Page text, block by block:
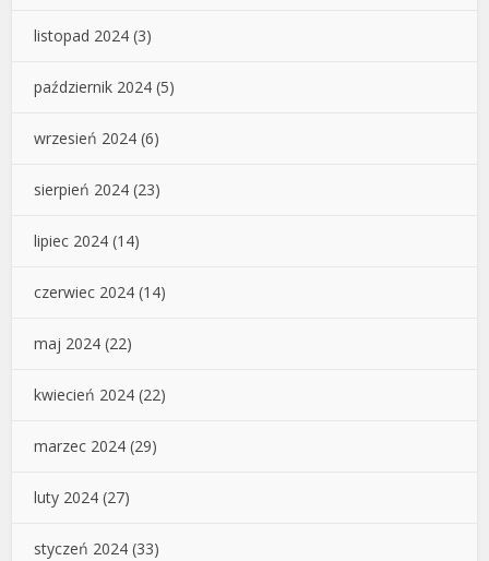
listopad 2024 (3)
październik 2024 (5)
wrzesień 2024 (6)
sierpień 2024 (23)
lipiec 2024 (14)
czerwiec 2024 (14)
maj 2024 (22)
kwiecień 2024 (22)
marzec 2024 (29)
luty 2024 (27)
styczeń 2024 (33)